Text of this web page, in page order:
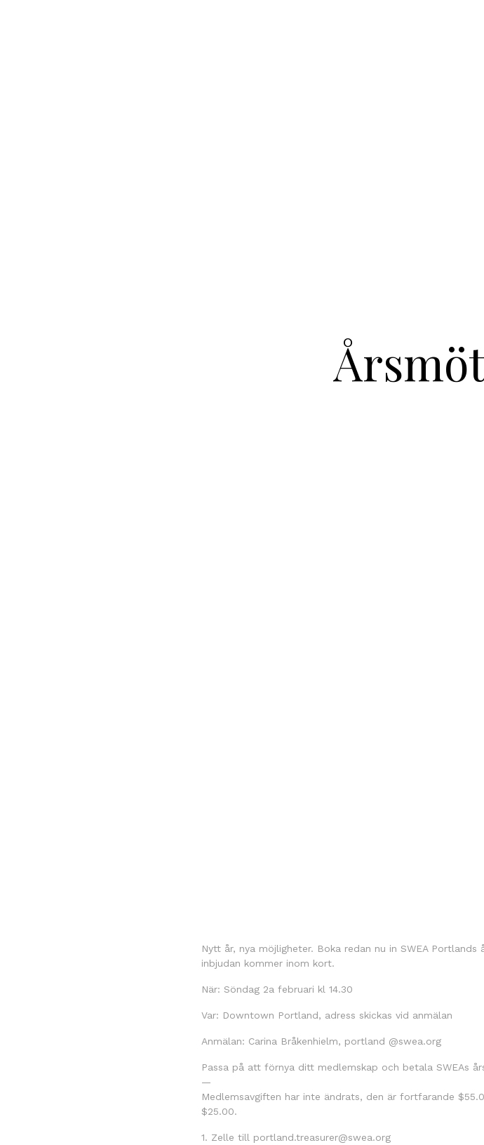
Nytt år, nya möjligheter. Boka redan nu in SWEA
inbjudan kommer inom kort.
När: Söndag 2a februari kl 14.30
Var: Downtown Portland, adress skickas vid anmälan
Anmälan: Carina Bråkenhielm, portland @swea.org
Passa på att förnya ditt medlemskap och betala SWEAs
—
Medlemsavgiften har inte ändrats, den är fortfarande
$25.00.
1. Zelle till portland.treasurer@swea.org